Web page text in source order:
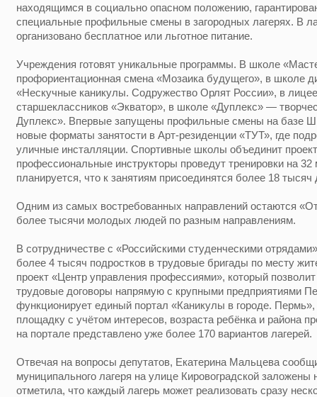
находящимся в социально опасном положению,
специальные профильные смены в загородных лагерях. В
организовано бесплатное или льготное питание.
Учреждения готовят уникальные программы. В школе
профориентационная смена «Мозаика будущего», в школе
«Нескучные каникулы. Содружество Орлят России», в
старшеклассников «Экватор», в школе «Дуплекс» —
Дуплекс». Впервые запущены профильные смены на базе
новые форматы занятости в Арт-резиденции «ТУТ», где
уличные инсталляции. Спортивные школы объединит
профессиональные инструкторы проведут тренировки на
планируется, что к занятиям присоединятся более 18 тысяч
Одним из самых востребованных направлений остаются
более тысячи молодых людей по разным направлениям.
В сотрудничестве с «Российскими студенческими
более 4 тысяч подростков в трудовые бригады по месту
проект «Центр управления профессиями», который
трудовые договоры напрямую с крупными предприятиями
функционирует единый портал «Каникулы в городе.
площадку с учётом интересов, возраста ребёнка и района
на портале представлено уже более 170 вариантов лагерей.
Отвечая на вопросы депутатов, Екатерина Мальцева
муниципального лагеря на улице Кировоградской
отметила, что каждый лагерь может реализовать сразу